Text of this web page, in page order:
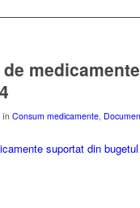
în Consum medicamente,
suportat din